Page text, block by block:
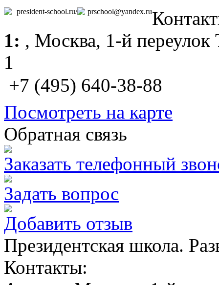
president-school.ru/ prschool@yandex.ru
1: , Москва, 1-й
1
+7 (495) 640-38-88
Посмотреть на карте
Обратная связь
Заказать телефонный
Задать вопрос
Добавить отзыв
Президентская школа.
Контакты: